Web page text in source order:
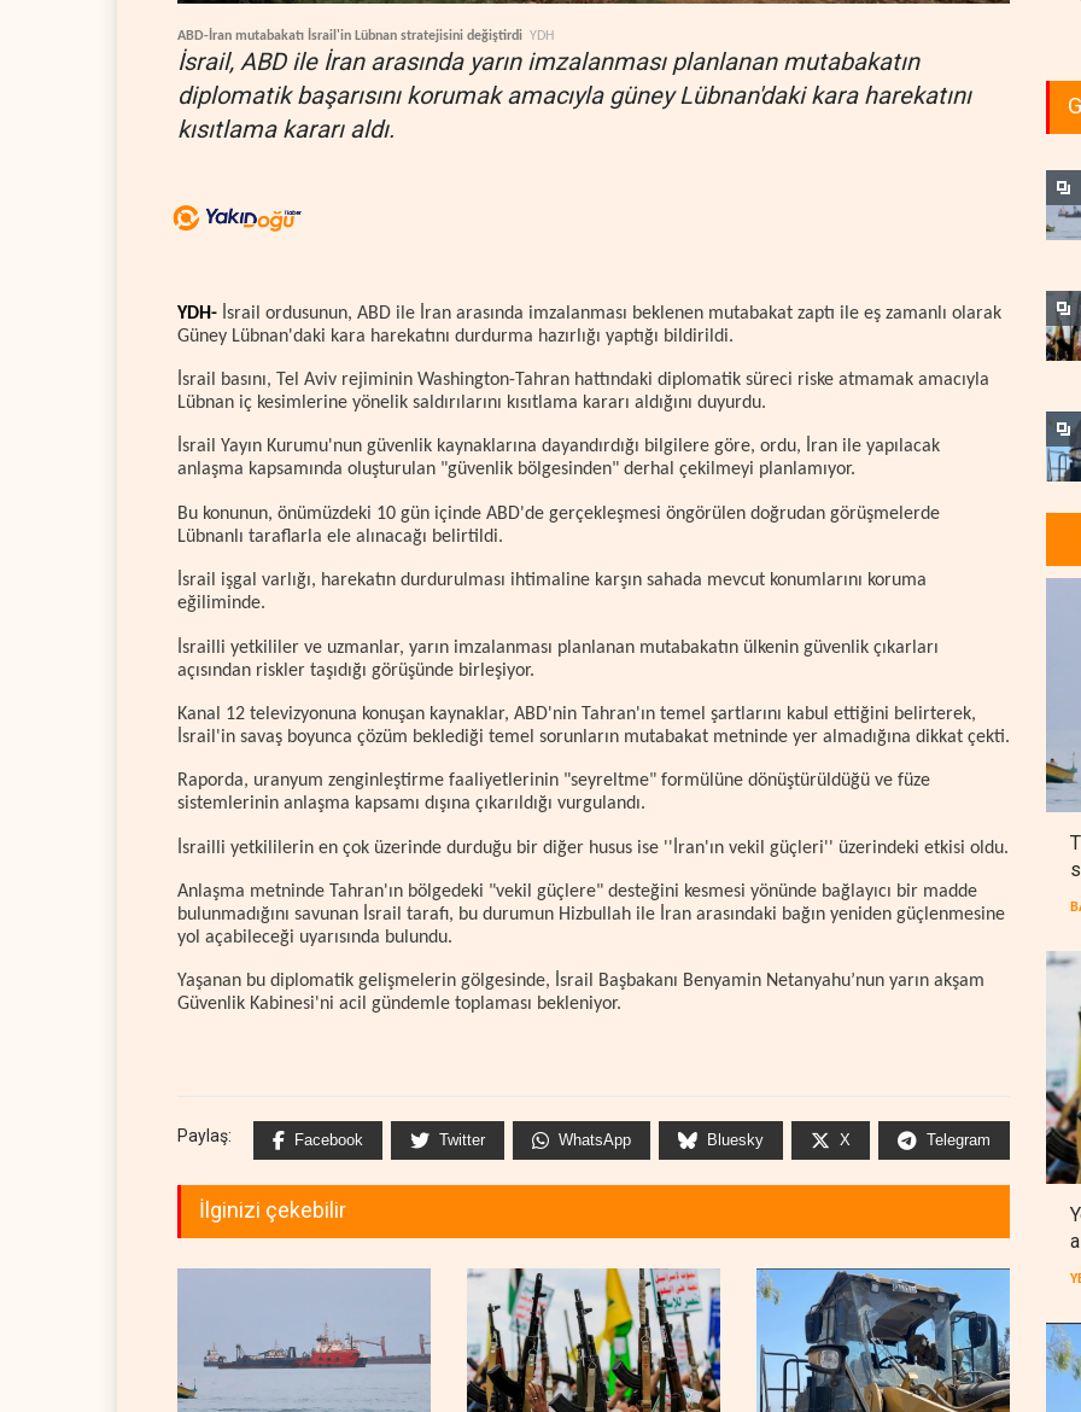
ABD-İran mutabakatı İsrail'in Lübnan stratejisini değiştirdi YDH
İsrail, ABD ile İran arasında yarın imzalanması planlanan mutabakatın
diplomatik başarısını korumak amacıyla güney Lübnan'daki kara harekatını
kısıtlama kararı aldı.
YDH- İsrail ordusunun, ABD ile İran arasında imzalanması beklenen mutabakat zaptı ile eş zamanlı olarak
Güney Lübnan'daki kara harekatını durdurma hazırlığı yaptığı bildirildi.
İsrail basını, Tel Aviv rejiminin Washington-Tahran hattındaki diplomatik süreci riske atmamak amacıyla
Lübnan iç kesimlerine yönelik saldırılarını kısıtlama kararı aldığını duyurdu.
İsrail Yayın Kurumu'nun güvenlik kaynaklarına dayandırdığı bilgilere göre, ordu, İran ile yapılacak
anlaşma kapsamında oluşturulan "güvenlik bölgesinden" derhal çekilmeyi planlamıyor.
Bu konunun, önümüzdeki 10 gün içinde ABD'de gerçekleşmesi öngörülen doğrudan görüşmelerde
Lübnanlı taraflarla ele alınacağı belirtildi.
İsrail işgal varlığı, harekatın durdurulması ihtimaline karşın sahada mevcut konumlarını koruma
eğiliminde.
İsrailli yetkililer ve uzmanlar, yarın imzalanması planlanan mutabakatın ülkenin güvenlik çıkarları
açısından riskler taşıdığı görüşünde birleşiyor.
Kanal 12 televizyonuna konuşan kaynaklar, ABD'nin Tahran'ın temel şartlarını kabul ettiğini belirterek,
İsrail'in savaş boyunca çözüm beklediği temel sorunların mutabakat metninde yer almadığına dikkat çekti.
Raporda, uranyum zenginleştirme faaliyetlerinin "seyreltme" formülüne dönüştürüldüğü ve füze
sistemlerinin anlaşma kapsamı dışına çıkarıldığı vurgulandı.
İsrailli yetkililerin en çok üzerinde durduğu bir diğer husus ise ''İran'ın vekil güçleri'' üzerindeki etkisi oldu.
Anlaşma metninde Tahran'ın bölgedeki "vekil güçlere" desteğini kesmesi yönünde bağlayıcı bir madde
bulunmadığını savunan İsrail tarafı, bu durumun Hizbullah ile İran arasındaki bağın yeniden güçlenmesine
yol açabileceği uyarısında bulundu.
Yaşanan bu diplomatik gelişmelerin gölgesinde, İsrail Başbakanı Benyamin Netanyahu’nun yarın akşam
Güvenlik Kabinesi'ni acil gündemle toplaması bekleniyor.
Paylaş: Facebook Twitter WhatsApp Bluesky X Telegram
İlginizi çekebilir